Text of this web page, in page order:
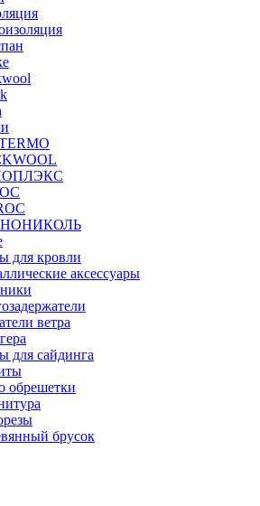
для кровли
аксессуары
ветра
для сайдинга
обрешетки
брусок